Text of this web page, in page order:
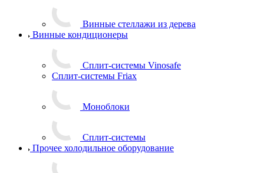
Винные стеллажи из дерева
Винные кондиционеры
Сплит-системы Vinosafe
Сплит-системы Friax
Моноблоки
Сплит-системы
Прочее холодильное оборудование